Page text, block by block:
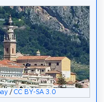
/ CC BY-SA 3.0